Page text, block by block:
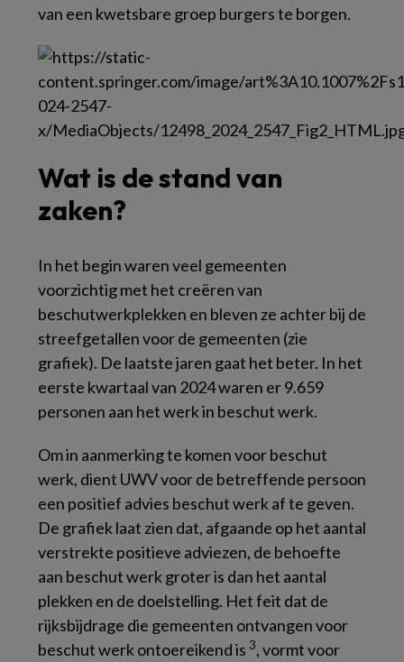
van een kwetsbare groep burgers te borgen.
Wat is de stand van
zaken?
In het begin waren veel gemeenten
voorzichtig met het creëren van
beschutwerkplekken en bleven ze achter bij de
streefgetallen voor de gemeenten (zie
grafiek). De laatste jaren gaat het beter. In het
eerste kwartaal van 2024 waren er 9.659
personen aan het werk in beschut werk.
Om in aanmerking te komen voor beschut
werk, dient UWV voor de betreffende persoon
een positief advies beschut werk af te geven.
De grafiek laat zien dat, afgaande op het aantal
verstrekte positieve adviezen, de behoefte
aan beschut werk groter is dan het aantal
plekken en de doelstelling. Het feit dat de
rijksbijdrage die gemeenten ontvangen voor
beschut werk ontoereikend is 3, vormt voor